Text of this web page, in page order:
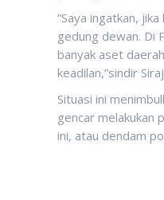
“Saya ingatkan,
gedung dewan. Di
banyak aset
keadilan,”sindir
Situasi ini
gencar melakukan
ini, atau dendam